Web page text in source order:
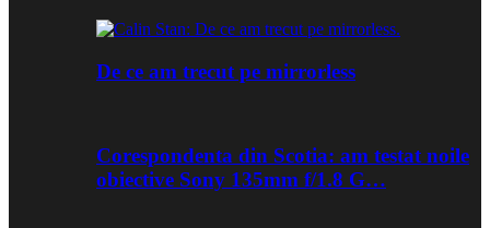
De ce am trecut pe mirrorless
Corespondenta din Scotia: am testat noile
obiective Sony 135mm f/1.8 G…